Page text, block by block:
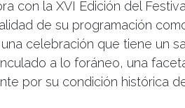
con la XVI Edición del
de su programación
celebración que tiene un
a lo foráneo, una
por su condición histórica